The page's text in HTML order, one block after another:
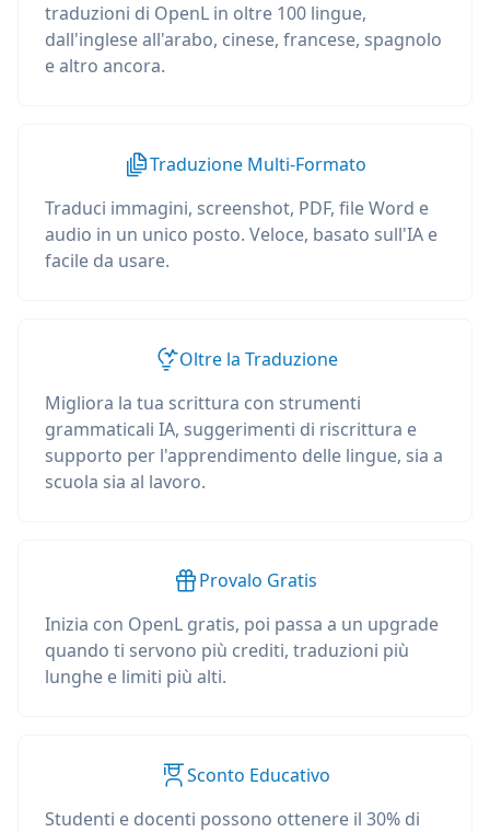
traduzioni di OpenL in oltre 100 lingue,
dall'inglese all'arabo, cinese, francese, spagnolo
e altro ancora.
Traduzione Multi-Formato
Traduci immagini, screenshot, PDF, file Word e
audio in un unico posto. Veloce, basato sull'IA e
facile da usare.
Oltre la Traduzione
Migliora la tua scrittura con strumenti
grammaticali IA, suggerimenti di riscrittura e
supporto per l'apprendimento delle lingue, sia a
scuola sia al lavoro.
Provalo Gratis
Inizia con OpenL gratis, poi passa a un upgrade
quando ti servono più crediti, traduzioni più
lunghe e limiti più alti.
Sconto Educativo
Studenti e docenti possono ottenere il 30% di